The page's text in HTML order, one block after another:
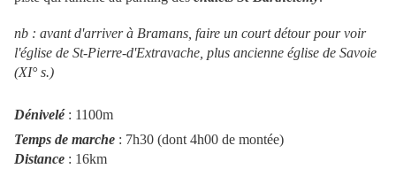
nb : avant d'arriver à Bramans, faire un court détour pour voir
l'église de St-Pierre-d'Extravache, plus ancienne église de Savoie
(XI° s.)
Dénivelé: 1100m
Temps de marche : 7h30 (dont 4h00 de montée)
Distance : 16km